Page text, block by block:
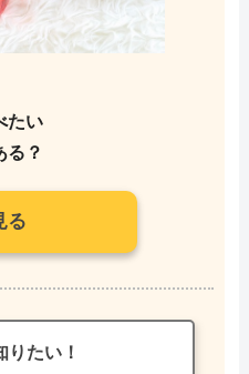
たい
る？
る
りたい！